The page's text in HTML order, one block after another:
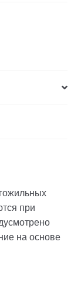
при
на основе